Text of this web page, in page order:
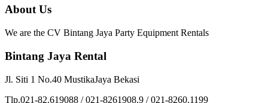
About Us
We are the CV Bintang Jaya Party Equipment Rentals
Bintang Jaya Rental
Jl. Siti 1 No.40 MustikaJaya Bekasi
Tlp.021-82.619088 / 021-8261908.9 / 021-8260.1199